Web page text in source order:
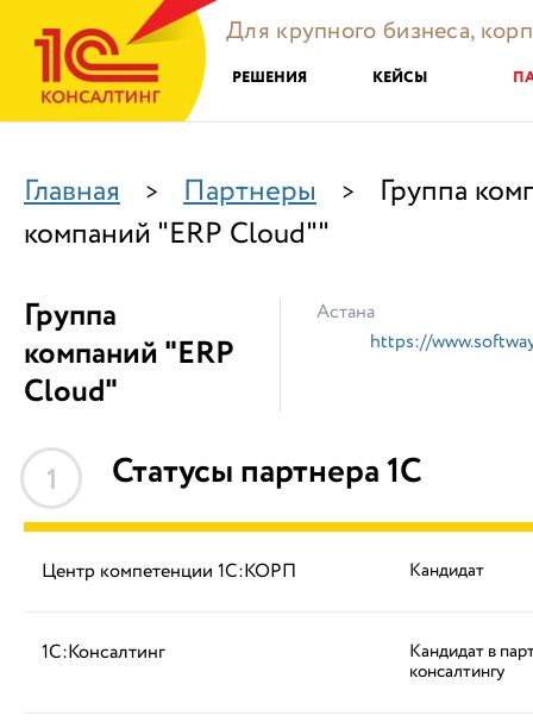
Для крупного бизнеса,
РЕШЕНИЯ КЕЙСЫ
Главная > Партнеры >
Группа
компаний "ERP Cloud""
Группа
компаний "ERP
Cloud"
Астана
https://
1 Статусы партнера 1С
Центр компетенции 1С:КОРП Кандидат
1С:Консалтинг Кандидат в
консалтингу